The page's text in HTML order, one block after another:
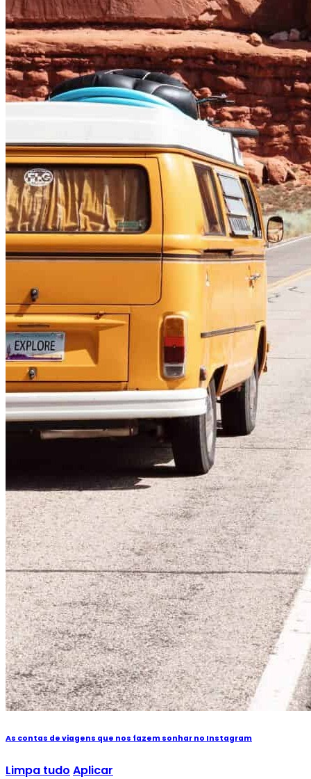
As contas de viagens que nos fazem sonhar no Instagram
Limpa tudo Aplicar